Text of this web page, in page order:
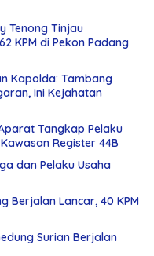
Tenong Tinjau
KPM di Pekon Padang
Kapolda: Tambang
Ini Kejahatan
Tangkap Pelaku
Register 44B
dan Pelaku Usaha
Berjalan Lancar, 40 KPM
Surian Berjalan